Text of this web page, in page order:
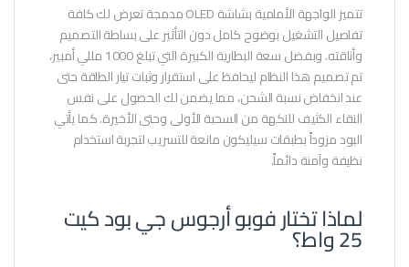
تتميز الواجهة الأمامية بشاشة OLED مدمجة تعرض لك كافة
تفاصيل التشغيل بوضوح كامل دون التأثير على بساطة التصميم
وأناقته. وبفضل سعة البطارية الكبيرة التي تبلغ 1000 مللي أمبير،
تم تصميم هذا النظام ليحافظ على استقرار وثبات تيار الطاقة حتى
عند انخفاض نسبة الشحن، مما يضمن لك الحصول على نفس
النقاء الكثيف للنكهة من السحبة الأولى وحتى الأخيرة. كما يأتي
البود مزوداً بطبقات سيليكون مانعة للتسريب لتجربة استخدام
نظيفة وآمنة دائماً.
لماذا تختار فوبو أرجوس جي بود كيت
25 واط؟